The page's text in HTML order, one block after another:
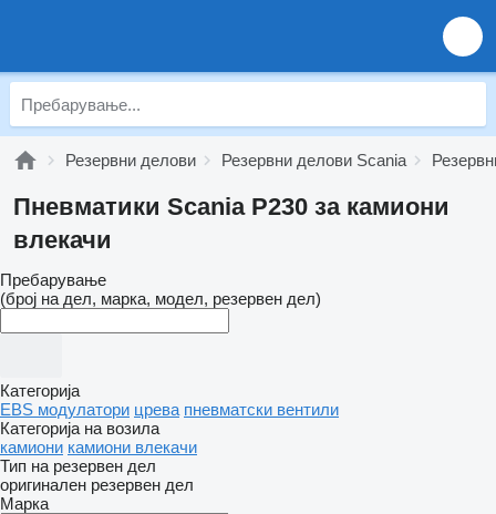
Резервни делови Резервни делови Scania
Пневматики Scania P230 за камиони
влекачи
Пребарување
(број на дел, марка, модел, резервен дел)
Категорија
EBS модулатори црева пневматски вентили
Категорија на возила
камиони камиони влекачи
Тип на резервен дел
оригинален резервен дел
Марка